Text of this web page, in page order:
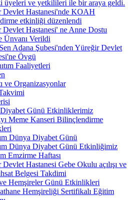
üyeleri ve yetkilileri ile bir araya geldi.
Devlet Hastanesi'nde KOAH
etkinliği düzenlendi
Hastanesi' ne Anne Dostu
Ünvanı Verildi
Adana Şubesi'nden Yüreğir Devlet
Övgü
Faaliyetleri
ve Organizasyonlar
Günü Etkinliklerimiz
Meme Kanseri Bilinçlendirme
Dünya Diyabet Günü
Dünya Diyabet Günü Etkinliğimiz
Emzirme Haftası
Hastanesi Gebe Okulu açılışı ve
Belgesi Takdimi
Hemşireler Günü Etkinlikleri
Hemşireliği Sertifikalı Eğitim